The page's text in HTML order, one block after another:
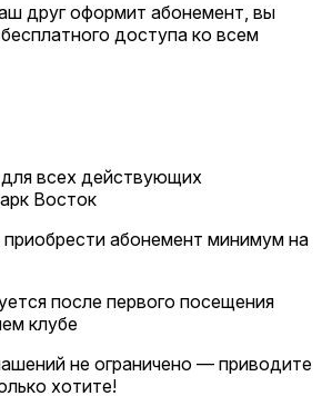
друг оформит абонемент, вы
доступа ко всем
всех действующих
Восток
абонемент минимум на
после первого посещения
клубе
не ограничено — приводите
хотите!